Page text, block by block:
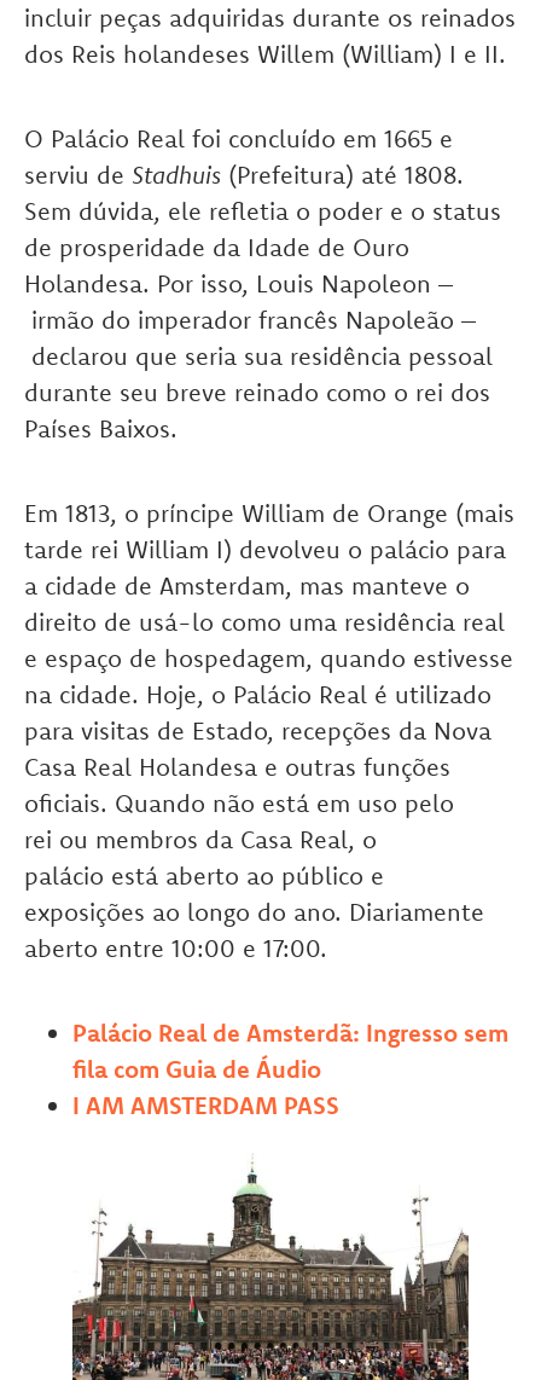
incluir peças adquiridas durante os reinados
dos Reis holandeses Willem (William) I e II.
O Palácio Real foi concluído em 1665 e
serviu de Stadhuis (Prefeitura) até 1808.
Sem dúvida, ele refletia o poder e o status
de prosperidade da Idade de Ouro
Holandesa. Por isso, Louis Napoleon –
irmão do imperador francês Napoleão –
declarou que seria sua residência pessoal
durante seu breve reinado como o rei dos
Países Baixos.
Em 1813, o príncipe William de Orange (mais
tarde rei William I) devolveu o palácio para
a cidade de Amsterdam, mas manteve o
direito de usá-lo como uma residência real
e espaço de hospedagem, quando estivesse
na cidade. Hoje, o Palácio Real é utilizado
para visitas de Estado, recepções da Nova
Casa Real Holandesa e outras funções
oficiais. Quando não está em uso pelo
rei ou membros da Casa Real, o
palácio está aberto ao público e
exposições ao longo do ano. Diariamente
aberto entre 10:00 e 17:00.
Palácio Real de Amsterdã: Ingresso sem
fila com Guia de Áudio
I AM AMSTERDAM PASS